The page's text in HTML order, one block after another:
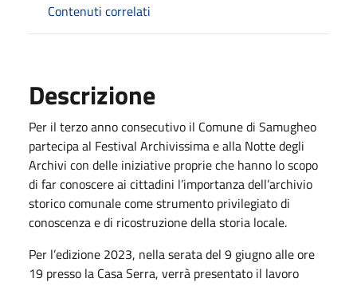
Contenuti correlati
Descrizione
Per il terzo anno consecutivo il Comune di Samugheo
partecipa al Festival Archivissima e alla Notte degli
Archivi con delle iniziative proprie che hanno lo scopo
di far conoscere ai cittadini l’importanza dell’archivio
storico comunale come strumento privilegiato di
conoscenza e di ricostruzione della storia locale.
Per l’edizione 2023, nella serata del 9 giugno alle ore
19 presso la Casa Serra, verrà presentato il lavoro